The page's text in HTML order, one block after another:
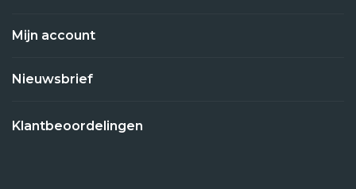
Mijn account
Nieuwsbrief
Klantbeoordelingen